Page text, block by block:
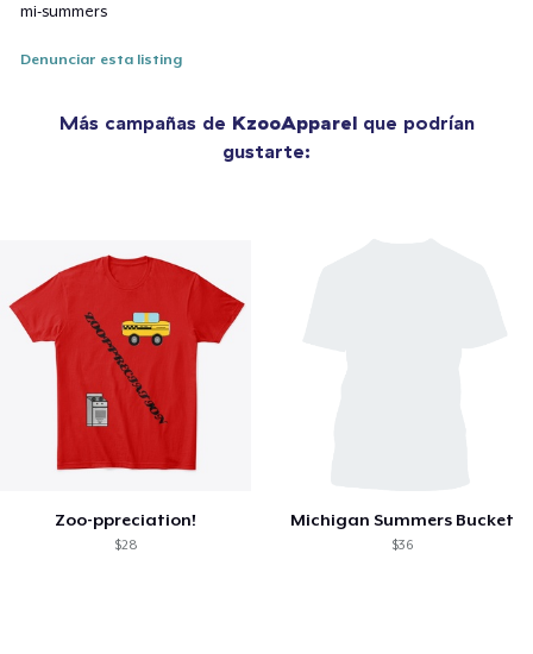
mi-summers
Denunciar esta listing
Más campañas de KzooApparelque podrían
gustarte:
Zoo-ppreciation!
$28
Michigan Summers Bucket
$36